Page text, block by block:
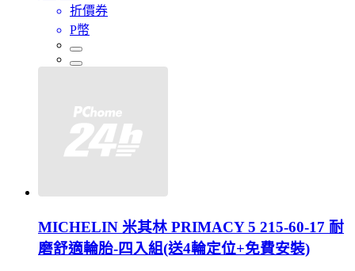
折價券
P幣
MICHELIN 米其林 PRIMACY 5 215-60-17 耐
磨舒適輪胎-四入組(送4輪定位+免費安裝)